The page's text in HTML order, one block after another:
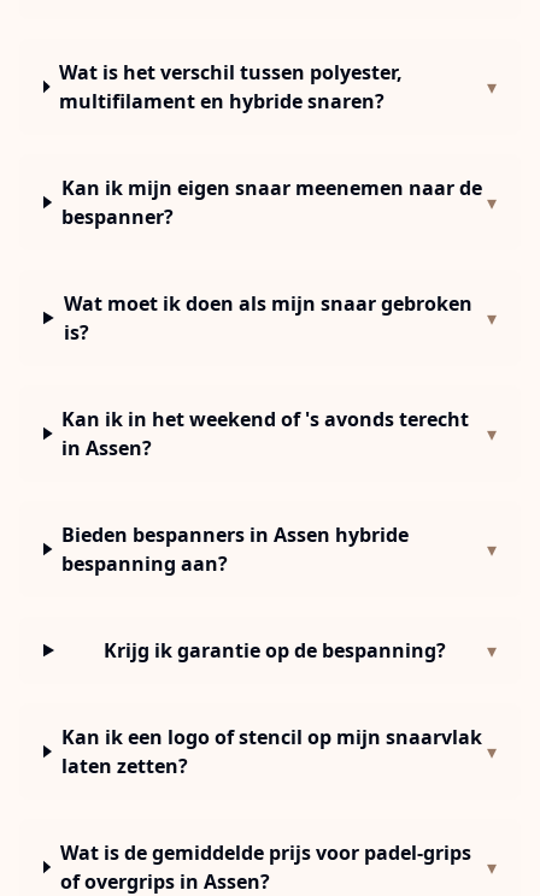
Wat is het verschil tussen polyester,
multifilament en hybride snaren?
▾
Kan ik mijn eigen snaar meenemen naar de
bespanner?
▾
Wat moet ik doen als mijn snaar gebroken
is?
▾
Kan ik in het weekend of 's avonds terecht
in Assen?
▾
Bieden bespanners in Assen hybride
bespanning aan?
▾
Krijg ik garantie op de bespanning? ▾
Kan ik een logo of stencil op mijn snaarvlak
laten zetten?
▾
Wat is de gemiddelde prijs voor padel-grips
of overgrips in Assen?
▾